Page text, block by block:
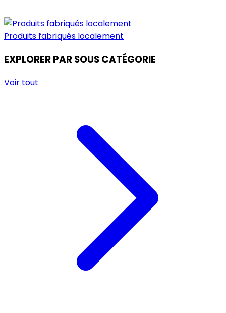
Produits fabriqués localement
EXPLORER PAR SOUS CATÉGORIE
Voir tout